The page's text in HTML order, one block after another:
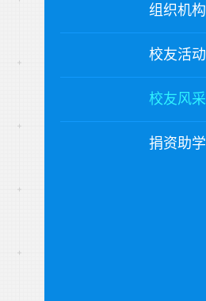
组织机构
校友活动
校友风采
捐资助学